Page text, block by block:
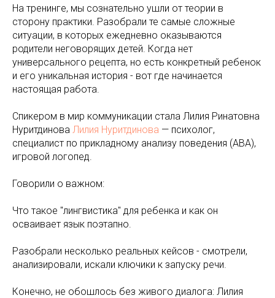
На тренинге, мы сознательно ушли от теории в
сторону практики. Разобрали те самые сложные
ситуации, в которых ежедневно оказываются
родители неговорящих детей. Когда нет
универсального рецепта, но есть конкретный ребенок
и его уникальная история - вот где начинается
настоящая работа.
Спикером в мир коммуникации стала Лилия Ринатовна
Нуритдинова Лилия Нуритдинова — психолог,
специалист по прикладному анализу поведения (АВА),
игровой логопед.
Говорили о важном:
Что такое "лингвистика" для ребенка и как он
осваивает язык поэтапно.
Разобрали несколько реальных кейсов - смотрели,
анализировали, искали ключики к запуску речи.
Конечно, не обошлось без живого диалога: Лилия